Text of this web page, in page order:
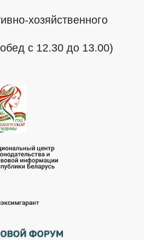
хозяйственного
с 12.30 до 13.00)